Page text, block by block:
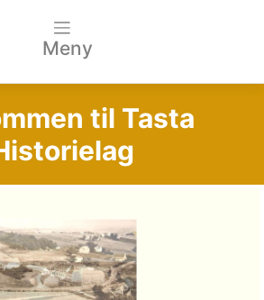
Meny
til Tasta